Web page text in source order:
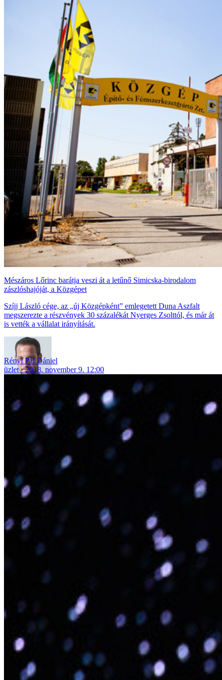
Mészáros Lőrinc barátja veszi át a letűnő Simicska-birodalom
zászlóshajóját, a Közgépet
Szíjj László cége, az „új Közgépként” emlegetett Duna Aszfalt
megszerezte a részvények 30 százalékát Nyerges Zsolttól, és már át
is vették a vállalat irányítását.
Rényi Pál Dániel
üzlet
2018. november 9. 12:00